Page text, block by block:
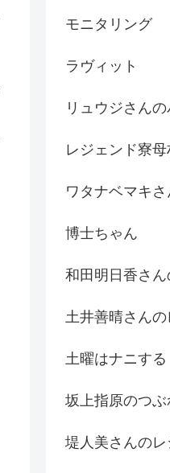
モニタリング
ラヴィット
リュウジさん
レジェンド寮
ワタナベマキ
博士ちゃん
和田明日香さ
土井善晴さん
土曜はナニする
坂上指原のつ
堤人美さんのレ